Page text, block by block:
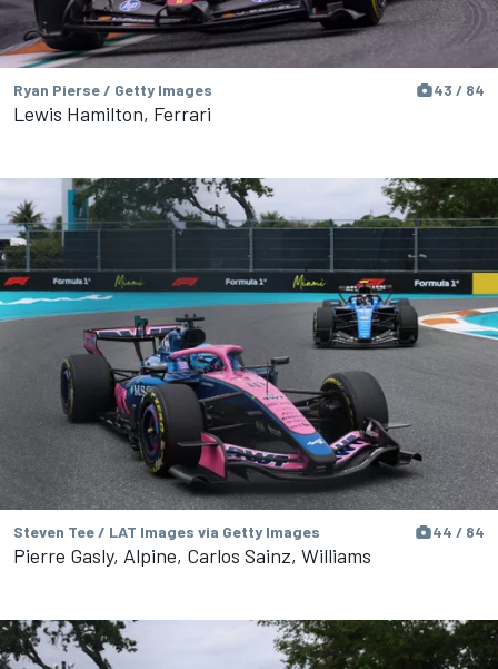
Ryan Pierse / Getty Images 43 / 84
Lewis Hamilton, Ferrari
Steven Tee / LAT Images via Getty Images 44 / 84
Pierre Gasly, Alpine, Carlos Sainz, Williams